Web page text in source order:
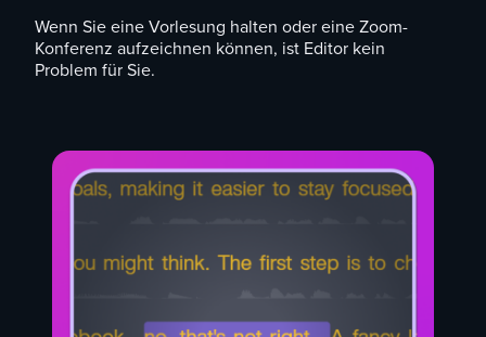
Wenn Sie eine Vorlesung halten oder eine Zoom-
Konferenz aufzeichnen können, ist Editor kein
Problem für Sie.